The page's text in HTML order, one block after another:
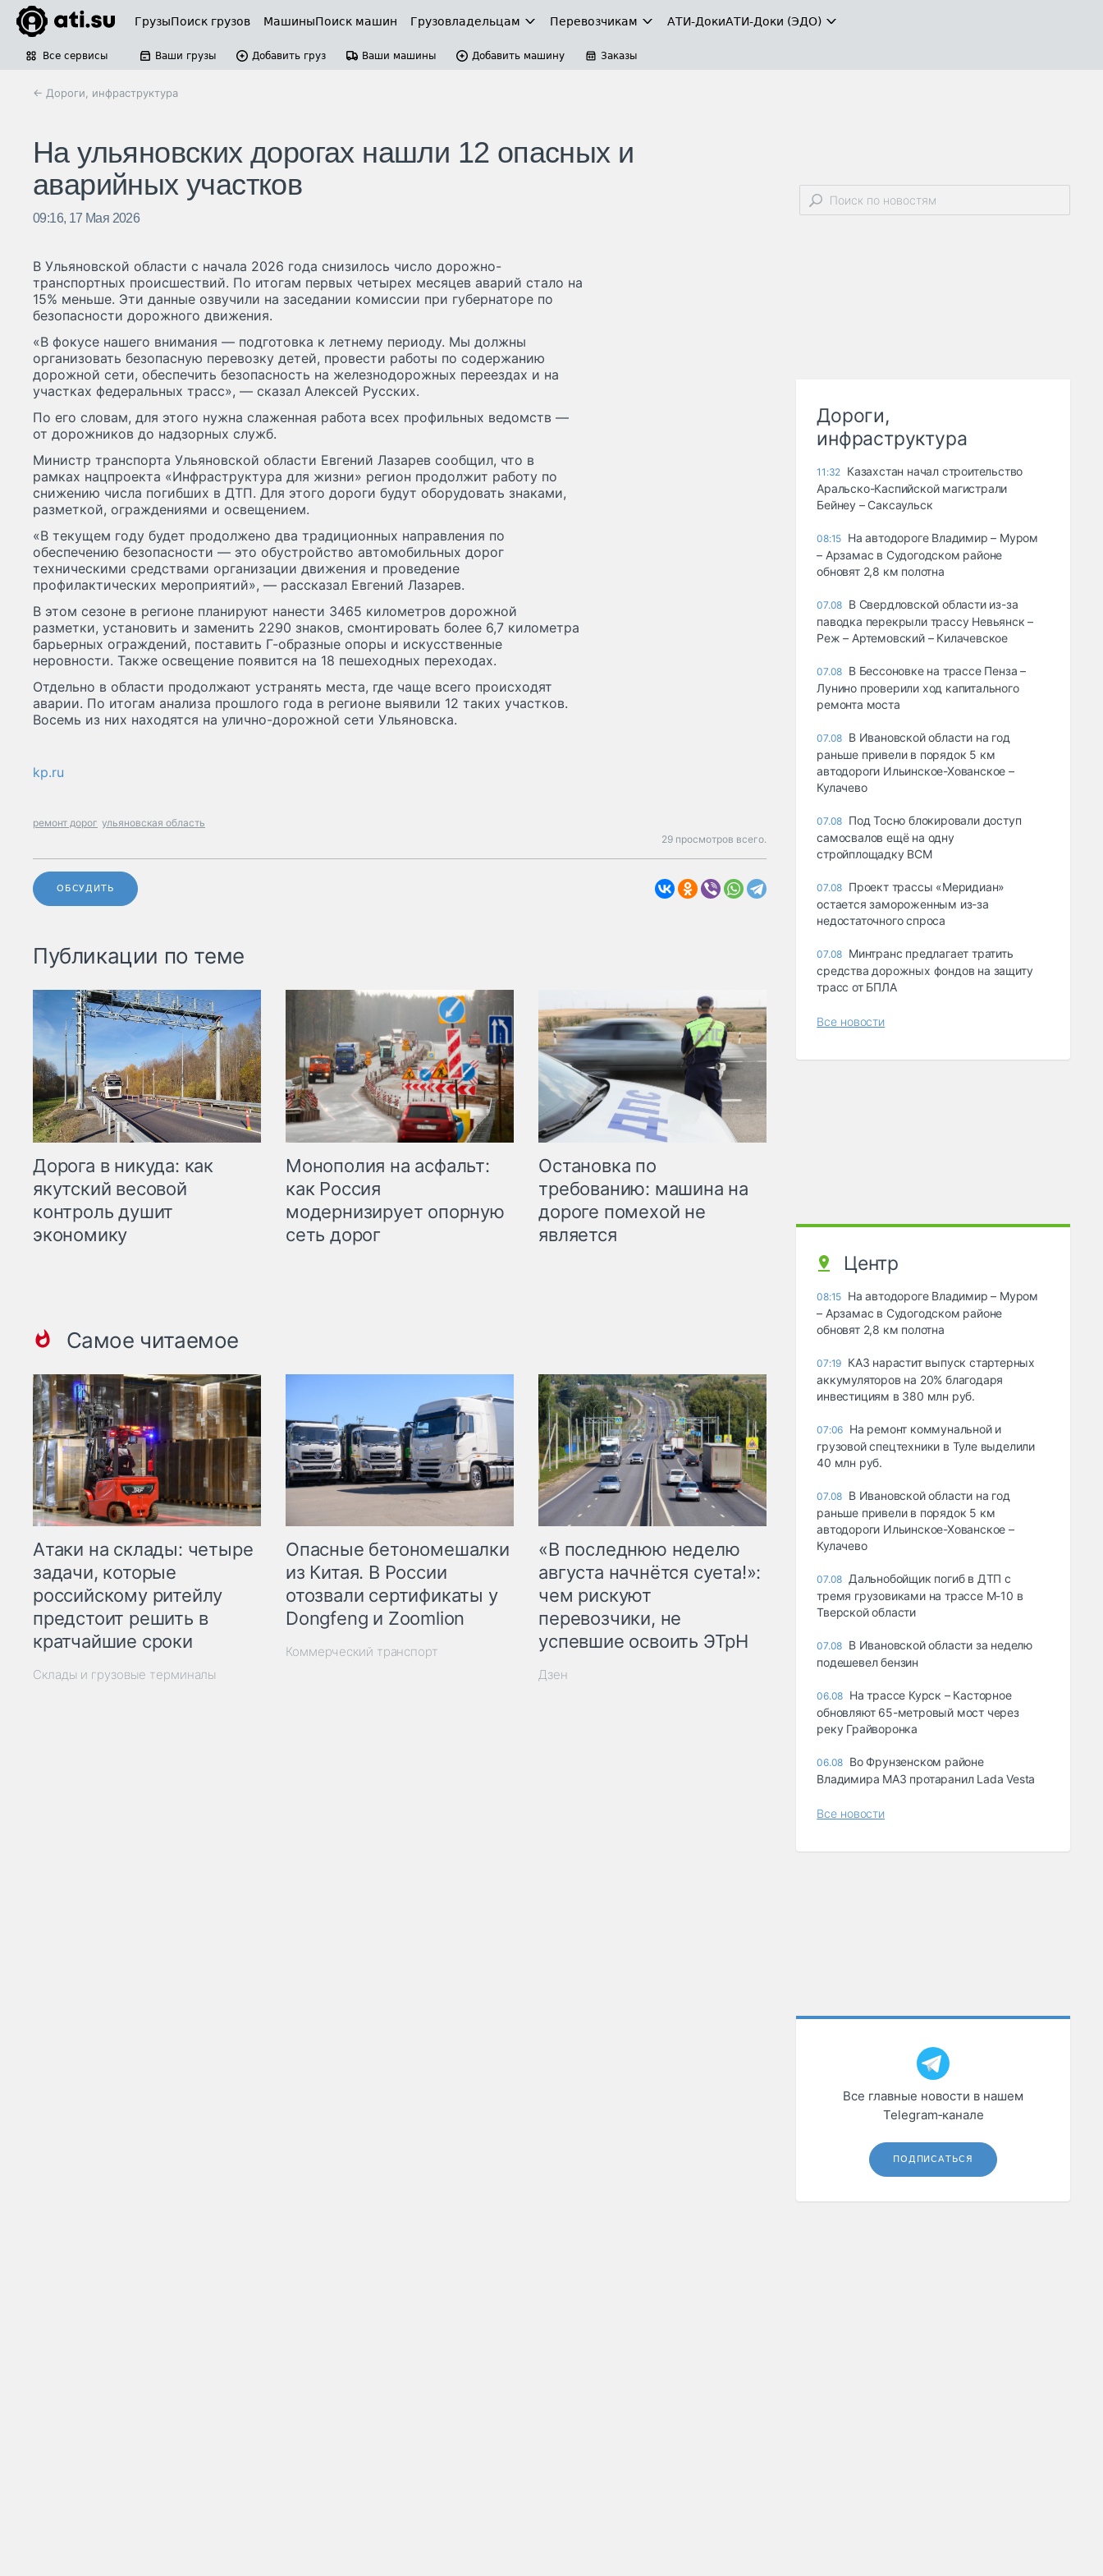
ГрузыПоиск грузов МашиныПоиск машин Грузовладельцам Перевозчикам АТИ-ДокиАТИ-Доки (ЭДО)
Все сервисы Ваши грузы Добавить груз Ваши машины Добавить машину Заказы
← Дороги, инфраструктура
На ульяновских дорогах нашли 12 опасных и
аварийных участков
09:16, 17 Мая 2026
В Ульяновской области с начала 2026 года снизилось число дорожно-
транспортных происшествий. По итогам первых четырех месяцев аварий стало на
15% меньше. Эти данные озвучили на заседании комиссии при губернаторе по
безопасности дорожного движения.
«В фокусе нашего внимания — подготовка к летнему периоду. Мы должны
организовать безопасную перевозку детей, провести работы по содержанию
дорожной сети, обеспечить безопасность на железнодорожных переездах и на
участках федеральных трасс», — сказал Алексей Русских.
По его словам, для этого нужна слаженная работа всех профильных ведомств —
от дорожников до надзорных служб.
Министр транспорта Ульяновской области Евгений Лазарев сообщил, что в
рамках нацпроекта «Инфраструктура для жизни» регион продолжит работу по
снижению числа погибших в ДТП. Для этого дороги будут оборудовать знаками,
разметкой, ограждениями и освещением.
«В текущем году будет продолжено два традиционных направления по
обеспечению безопасности — это обустройство автомобильных дорог
техническими средствами организации движения и проведение
профилактических мероприятий», — рассказал Евгений Лазарев.
В этом сезоне в регионе планируют нанести 3465 километров дорожной
разметки, установить и заменить 2290 знаков, смонтировать более 6,7 километра
барьерных ограждений, поставить Г-образные опоры и искусственные
неровности. Также освещение появится на 18 пешеходных переходах.
Отдельно в области продолжают устранять места, где чаще всего происходят
аварии. По итогам анализа прошлого года в регионе выявили 12 таких участков.
Восемь из них находятся на улично-дорожной сети Ульяновска.
kp.ru
ремонт дорог ульяновская область
29 просмотров всего.
ОБСУДИТЬ
Публикации по теме
Дорога в никуда: как
якутский весовой
контроль душит
экономику
Монополия на асфальт:
как Россия
модернизирует опорную
сеть дорог
Остановка по
требованию: машина на
дороге помехой не
является
Самое читаемое
Атаки на склады: четыре
задачи, которые
российскому ритейлу
предстоит решить в
кратчайшие сроки
Склады и грузовые терминалы
Опасные бетономешалки
из Китая. В России
отозвали сертификаты у
Dongfeng и Zoomlion
Коммерческий транспорт
«В последнюю неделю
августа начнётся суета!»:
чем рискуют
перевозчики, не
успевшие освоить ЭТрН
Дзен
Дороги,
инфраструктура
11:32 Казахстан начал строительство
Аральско-Каспийской магистрали
Бейнеу – Саксаульск
08:15 На автодороге Владимир – Муром
– Арзамас в Судогодском районе
обновят 2,8 км полотна
07.08 В Свердловской области из-за
паводка перекрыли трассу Невьянск –
Реж – Артемовский – Килачевское
07.08 В Бессоновке на трассе Пенза –
Лунино проверили ход капитального
ремонта моста
07.08 В Ивановской области на год
раньше привели в порядок 5 км
автодороги Ильинское-Хованское –
Кулачево
07.08 Под Тосно блокировали доступ
самосвалов ещё на одну
стройплощадку ВСМ
07.08 Проект трассы «Меридиан»
остается замороженным из-за
недостаточного спроса
07.08 Минтранс предлагает тратить
средства дорожных фондов на защиту
трасс от БПЛА
Все новости
Центр
08:15 На автодороге Владимир – Муром
– Арзамас в Судогодском районе
обновят 2,8 км полотна
07:19 КАЗ нарастит выпуск стартерных
аккумуляторов на 20% благодаря
инвестициям в 380 млн руб.
07:06 На ремонт коммунальной и
грузовой спецтехники в Туле выделили
40 млн руб.
07.08 В Ивановской области на год
раньше привели в порядок 5 км
автодороги Ильинское-Хованское –
Кулачево
07.08 Дальнобойщик погиб в ДТП с
тремя грузовиками на трассе М-10 в
Тверской области
07.08 В Ивановской области за неделю
подешевел бензин
06.08 На трассе Курск – Касторное
обновляют 65-метровый мост через
реку Грайворонка
06.08 Во Фрунзенском районе
Владимира МАЗ протаранил Lada Vesta
Все новости
Все главные новости в нашем
Telegram‑канале
ПОДПИСАТЬСЯ